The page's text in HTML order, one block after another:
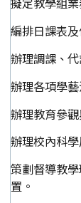
編排日課表
辦理調課、
辦理各項學
辦理教育參
辦理校內科
策劃督導教
置。